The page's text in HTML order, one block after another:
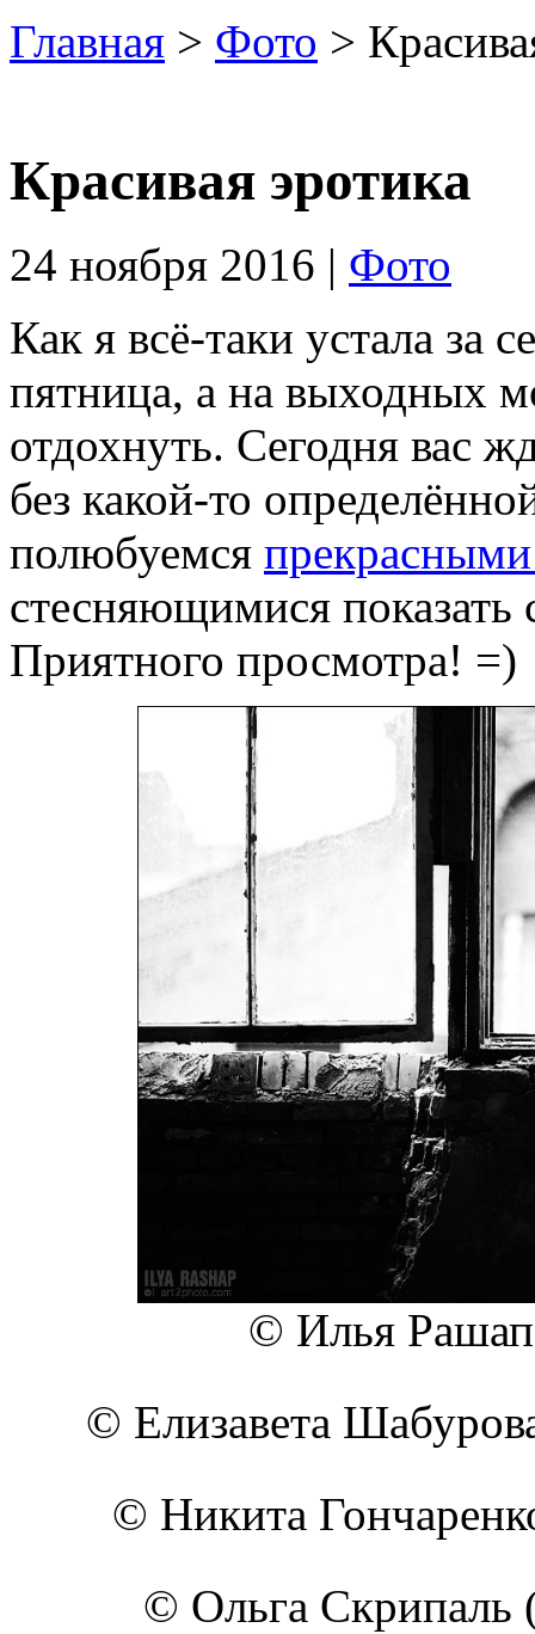
Главная > Фото >
Красивая эротика
24 ноября 2016 | Фото
Как я всё-таки устала за
пятница, а на выходных
отдохнуть. Сегодня вас
без какой-то
полюбуемся
стесняющимися показать
Приятного просмотра! =)
© Илья Рашап
© Елизавета
© Никита
© Ольга Скрипаль